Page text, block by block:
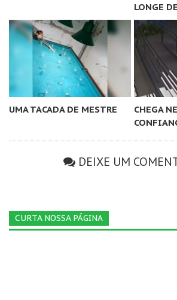
LONGE
UMA TACADA DE MESTRE
CHEGA
DEIXE UM
CURTA NOSSA PÁGINA